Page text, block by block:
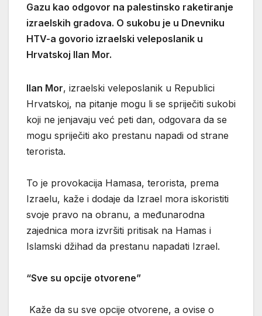
Gazu kao odgovor na palestinsko raketiranje
izraelskih gradova. O sukobu je u Dnevniku
HTV-a govorio izraelski veleposlanik u
Hrvatskoj Ilan Mor.
Ilan Mor, izraelski veleposlanik u Republici
Hrvatskoj, na pitanje mogu li se spriječiti sukobi
koji ne jenjavaju već peti dan, odgovara da se
mogu spriječiti ako prestanu napadi od strane
terorista.
To je provokacija Hamasa, terorista, prema
Izraelu, kaže i dodaje da Izrael mora iskoristiti
svoje pravo na obranu, a međunarodna
zajednica mora izvršiti pritisak na Hamas i
Islamski džihad da prestanu napadati Izrael.
“Sve su opcije otvorene”
Kaže da su sve opcije otvorene, a ovise o